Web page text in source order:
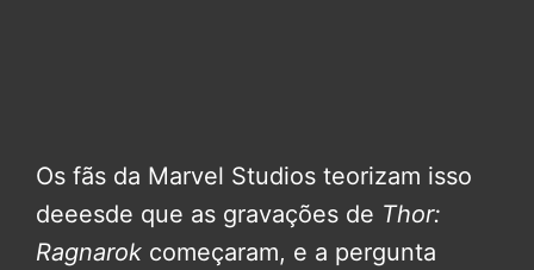
Os fãs da Marvel Studios teorizam isso
deeesde que as gravações de Thor:
Ragnarok começaram, e a pergunta